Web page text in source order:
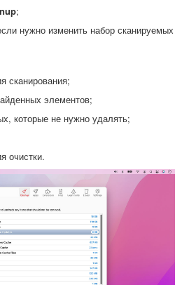
;
нужно изменить набор сканируемых
сканирования;
элементов;
которые не нужно удалять;
очистки.